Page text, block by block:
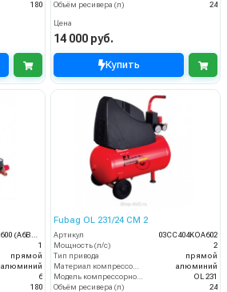
180
Объём ресивера (л)
24
Цена
14 000 руб.
Купить
1
прямой
алюминий
6
180
Fubag OL 231/24 CM 2
Артикул
03CC404KOA602
Мощность (л/с)
2
Тип привода
прямой
алюминий
OL 231
Объём ресивера (л)
24